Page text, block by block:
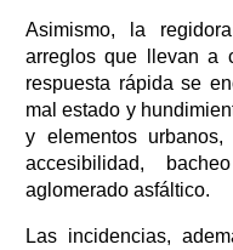
Asimismo, la
arreglos que llevan a
respuesta rápida se
mal estado y
y elementos
accesibilidad,
aglomerado asfáltico.
Las incidencias,